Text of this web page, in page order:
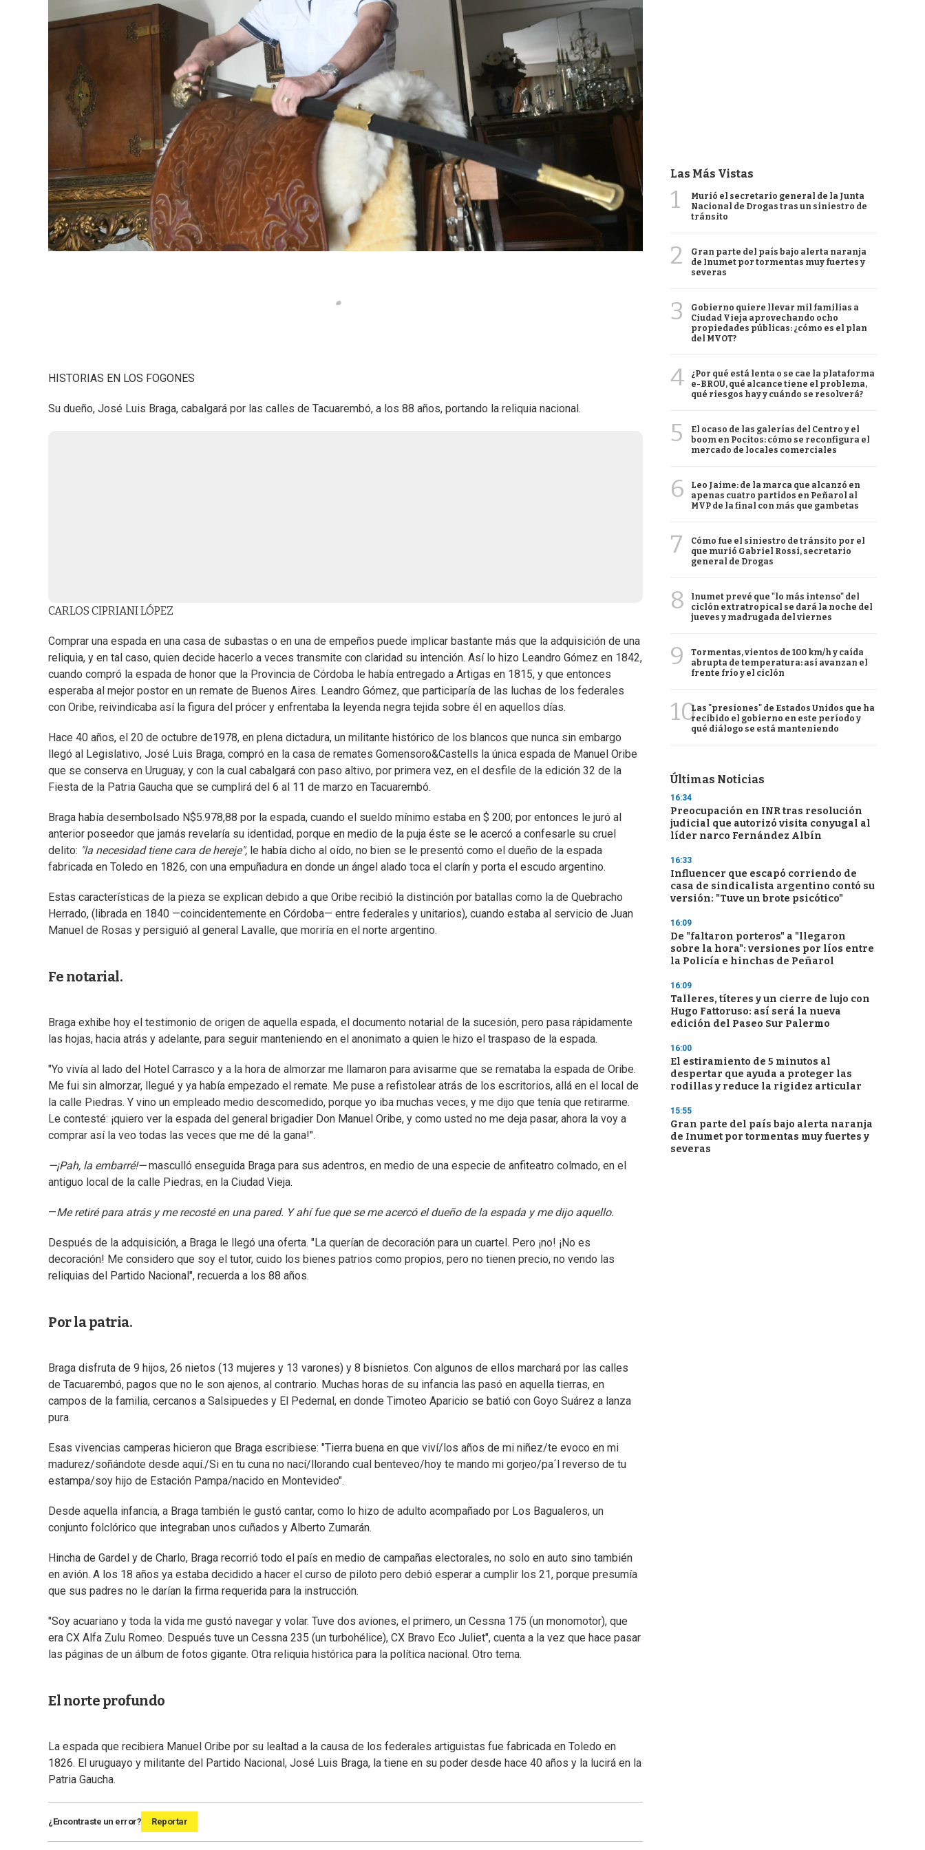
HISTORIAS EN LOS FOGONES
Su dueño, José Luis Braga, cabalgará por las calles de Tacuarembó, a los 88 años, portando la reliquia nacional.
CARLOS CIPRIANI LÓPEZ
Comprar una espada en una casa de subastas o en una de empeños puede implicar bastante más que la adquisición de una
reliquia, y en tal caso, quien decide hacerlo a veces transmite con claridad su intención. Así lo hizo Leandro Gómez en 1842,
cuando compró la espada de honor que la Provincia de Córdoba le había entregado a Artigas en 1815, y que entonces
esperaba al mejor postor en un remate de Buenos Aires. Leandro Gómez, que participaría de las luchas de los federales
con Oribe, reivindicaba así la figura del prócer y enfrentaba la leyenda negra tejida sobre él en aquellos días.
Hace 40 años, el 20 de octubre de1978, en plena dictadura, un militante histórico de los blancos que nunca sin embargo
llegó al Legislativo, José Luis Braga, compró en la casa de remates Gomensoro&Castells la única espada de Manuel Oribe
que se conserva en Uruguay, y con la cual cabalgará con paso altivo, por primera vez, en el desfile de la edición 32 de la
Fiesta de la Patria Gaucha que se cumplirá del 6 al 11 de marzo en Tacuarembó.
Braga había desembolsado N$5.978,88 por la espada, cuando el sueldo mínimo estaba en $ 200; por entonces le juró al
anterior poseedor que jamás revelaría su identidad, porque en medio de la puja éste se le acercó a confesarle su cruel
delito: "la necesidad tiene cara de hereje", le había dicho al oído, no bien se le presentó como el dueño de la espada
fabricada en Toledo en 1826, con una empuñadura en donde un ángel alado toca el clarín y porta el escudo argentino.
Estas características de la pieza se explican debido a que Oribe recibió la distinción por batallas como la de Quebracho
Herrado, (librada en 1840 —coincidentemente en Córdoba— entre federales y unitarios), cuando estaba al servicio de Juan
Manuel de Rosas y persiguió al general Lavalle, que moriría en el norte argentino.
Fe notarial.
Braga exhibe hoy el testimonio de origen de aquella espada, el documento notarial de la sucesión, pero pasa rápidamente
las hojas, hacia atrás y adelante, para seguir manteniendo en el anonimato a quien le hizo el traspaso de la espada.
"Yo vivía al lado del Hotel Carrasco y a la hora de almorzar me llamaron para avisarme que se remataba la espada de Oribe.
Me fui sin almorzar, llegué y ya había empezado el remate. Me puse a refistolear atrás de los escritorios, allá en el local de
la calle Piedras. Y vino un empleado medio descomedido, porque yo iba muchas veces, y me dijo que tenía que retirarme.
Le contesté: ¡quiero ver la espada del general brigadier Don Manuel Oribe, y como usted no me deja pasar, ahora la voy a
comprar así la veo todas las veces que me dé la gana!".
—¡Pah, la embarré!—masculló enseguida Braga para sus adentros, en medio de una especie de anfiteatro colmado, en el
antiguo local de la calle Piedras, en la Ciudad Vieja.
—Me retiré para atrás y me recosté en una pared. Y ahí fue que se me acercó el dueño de la espada y me dijo aquello.
Después de la adquisición, a Braga le llegó una oferta. "La querían de decoración para un cuartel. Pero ¡no! ¡No es
decoración! Me considero que soy el tutor, cuido los bienes patrios como propios, pero no tienen precio, no vendo las
reliquias del Partido Nacional", recuerda a los 88 años.
Por la patria.
Braga disfruta de 9 hijos, 26 nietos (13 mujeres y 13 varones) y 8 bisnietos. Con algunos de ellos marchará por las calles
de Tacuarembó, pagos que no le son ajenos, al contrario. Muchas horas de su infancia las pasó en aquella tierras, en
campos de la familia, cercanos a Salsipuedes y El Pedernal, en donde Timoteo Aparicio se batió con Goyo Suárez a lanza
pura.
Esas vivencias camperas hicieron que Braga escribiese: "Tierra buena en que viví/los años de mi niñez/te evoco en mi
madurez/soñándote desde aquí./Si en tu cuna no nací/llorando cual benteveo/hoy te mando mi gorjeo/pa´l reverso de tu
estampa/soy hijo de Estación Pampa/nacido en Montevideo".
Desde aquella infancia, a Braga también le gustó cantar, como lo hizo de adulto acompañado por Los Bagualeros, un
conjunto folclórico que integraban unos cuñados y Alberto Zumarán.
Hincha de Gardel y de Charlo, Braga recorrió todo el país en medio de campañas electorales, no solo en auto sino también
en avión. A los 18 años ya estaba decidido a hacer el curso de piloto pero debió esperar a cumplir los 21, porque presumía
que sus padres no le darían la firma requerida para la instrucción.
"Soy acuariano y toda la vida me gustó navegar y volar. Tuve dos aviones, el primero, un Cessna 175 (un monomotor), que
era CX Alfa Zulu Romeo. Después tuve un Cessna 235 (un turbohélice), CX Bravo Eco Juliet", cuenta a la vez que hace pasar
las páginas de un álbum de fotos gigante. Otra reliquia histórica para la política nacional. Otro tema.
El norte profundo
La espada que recibiera Manuel Oribe por su lealtad a la causa de los federales artiguistas fue fabricada en Toledo en
1826. El uruguayo y militante del Partido Nacional, José Luis Braga, la tiene en su poder desde hace 40 años y la lucirá en la
Patria Gaucha.
¿Encontraste un error? Reportar
Las Más Vistas
1
Murió el secretario general de la Junta
Nacional de Drogas tras un siniestro de
tránsito
2
Gran parte del país bajo alerta naranja
de Inumet por tormentas muy fuertes y
severas
3
Gobierno quiere llevar mil familias a
Ciudad Vieja aprovechando ocho
propiedades públicas: ¿cómo es el plan
del MVOT?
4
¿Por qué está lenta o se cae la plataforma
e-BROU, qué alcance tiene el problema,
qué riesgos hay y cuándo se resolverá?
5
El ocaso de las galerías del Centro y el
boom en Pocitos: cómo se reconfigura el
mercado de locales comerciales
6
Leo Jaime: de la marca que alcanzó en
apenas cuatro partidos en Peñarol al
MVP de la final con más que gambetas
7
Cómo fue el siniestro de tránsito por el
que murió Gabriel Rossi, secretario
general de Drogas
8
Inumet prevé que "lo más intenso" del
ciclón extratropical se dará la noche del
jueves y madrugada del viernes
9
Tormentas, vientos de 100 km/h y caída
abrupta de temperatura: así avanzan el
frente frío y el ciclón
10Las "presiones" de Estados Unidos que ha
recibido el gobierno en este período y
qué diálogo se está manteniendo
Últimas Noticias
16:34
Preocupación en INR tras resolución
judicial que autorizó visita conyugal al
líder narco Fernández Albín
16:33
Influencer que escapó corriendo de
casa de sindicalista argentino contó su
versión: "Tuve un brote psicótico"
16:09
De "faltaron porteros" a "llegaron
sobre la hora": versiones por líos entre
la Policía e hinchas de Peñarol
16:09
Talleres, títeres y un cierre de lujo con
Hugo Fattoruso: así será la nueva
edición del Paseo Sur Palermo
16:00
El estiramiento de 5 minutos al
despertar que ayuda a proteger las
rodillas y reduce la rigidez articular
15:55
Gran parte del país bajo alerta naranja
de Inumet por tormentas muy fuertes y
severas